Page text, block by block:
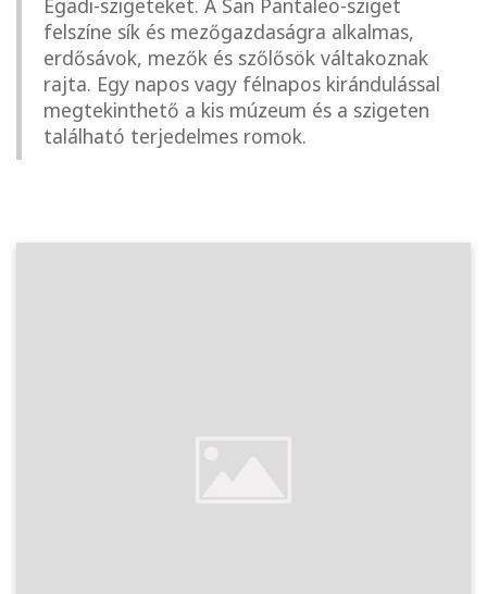
felszíne sík és mezőgazdaságra alkalmas,
erdősávok, mezők és szőlősök váltakoznak
rajta. Egy napos vagy félnapos kirándulással
megtekinthető a kis múzeum és a szigeten
található terjedelmes romok.